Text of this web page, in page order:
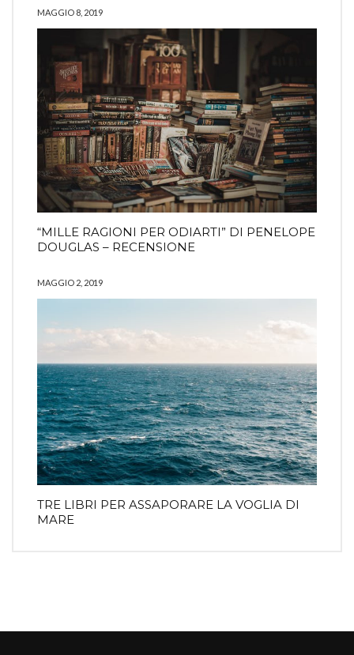
MAGGIO 8, 2019
“MILLE RAGIONI PER ODIARTI” DI PENELOPE
DOUGLAS – RECENSIONE
MAGGIO 2, 2019
TRE LIBRI PER ASSAPORARE LA VOGLIA DI
MARE